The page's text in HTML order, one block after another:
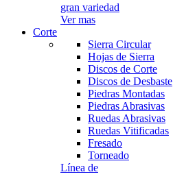
gran variedad
Ver mas
Corte
Sierra Circular
Hojas de Sierra
Discos de Corte
Discos de Desbaste
Piedras Montadas
Piedras Abrasivas
Ruedas Abrasivas
Ruedas Vitificadas
Fresado
Torneado
Línea de